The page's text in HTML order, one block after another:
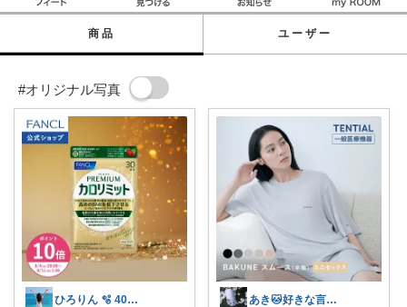
商品 ユーザー
#オリジナル写真
ひろりん 🫧 40代美容とファッション あき🐱好きな言葉は『簡単』『おいしい』